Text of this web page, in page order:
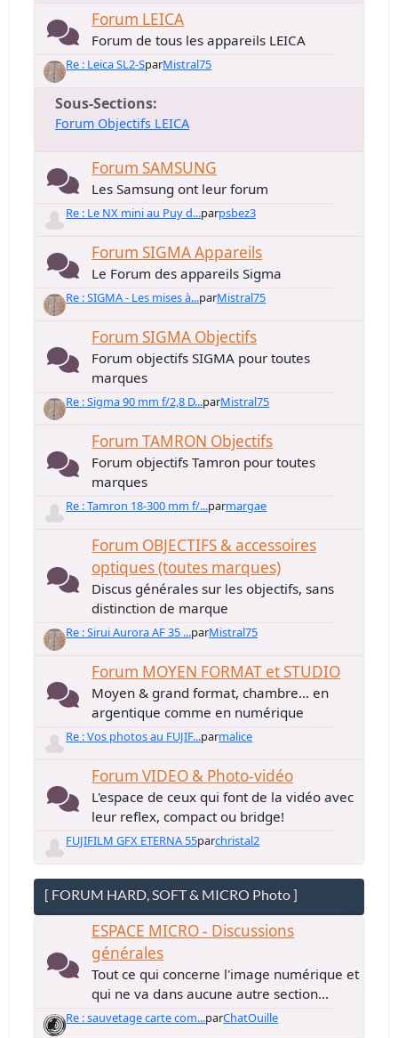
Forum LEICA
Forum de tous les appareils LEICA
Re : Leica SL2-SparMistral75
Sous-Sections
Forum Objectifs LEICA
Forum SAMSUNG
Les Samsung ont leur forum
Re : Le NX mini au Puy d...parpsbez3
Forum SIGMA Appareils
Le Forum des appareils Sigma
Re : SIGMA - Les mises à...parMistral75
Forum SIGMA Objectifs
Forum objectifs SIGMA pour toutes
marques
Re : Sigma 90 mm f/2,8 D...parMistral75
Forum TAMRON Objectifs
Forum objectifs Tamron pour toutes
marques
Re : Tamron 18-300 mm f/...parmargae
Forum OBJECTIFS & accessoires
optiques (toutes marques)
Discus générales sur les objectifs, sans
distinction de marque
Re : Sirui Aurora AF 35 ...parMistral75
Forum MOYEN FORMAT et STUDIO
Moyen & grand format, chambre... en
argentique comme en numérique
Re : Vos photos au FUJIF...parmalice
Forum VIDEO & Photo-vidéo
L'espace de ceux qui font de la vidéo avec
leur reflex, compact ou bridge!
FUJIFILM GFX ETERNA 55parchristal2
[ FORUM HARD, SOFT & MICRO Photo ]
ESPACE MICRO - Discussions
générales
Tout ce qui concerne l'image numérique et
qui ne va dans aucune autre section...
Re : sauvetage carte com...parChatOuille